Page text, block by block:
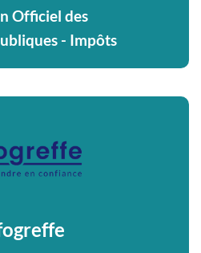
Officiel des
- Impôts